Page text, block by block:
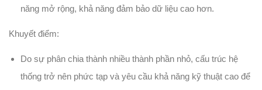
năng mở rộng, khả năng đảm bảo dữ liệu cao hơn.
Khuyết điểm:
Do sự phân chia thành nhiều thành phần nhỏ, cấu trúc hệ
thống trở nên phức tạp và yêu cầu khả năng kỹ thuật cao để